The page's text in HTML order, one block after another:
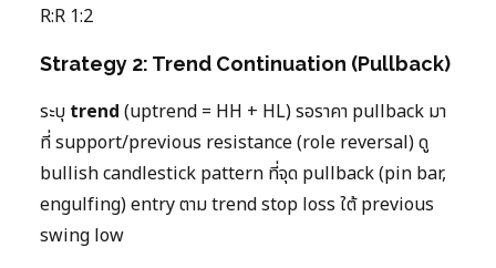
R:R 1:2
Strategy 2: Trend Continuation (Pullback)
ระบุ trend (uptrend = HH + HL) รอราคา pullback มา
ที่ support/previous resistance (role reversal) ดู
bullish candlestick pattern ที่จุด pullback (pin bar,
engulfing) entry ตาม trend stop loss ใต้ previous
swing low